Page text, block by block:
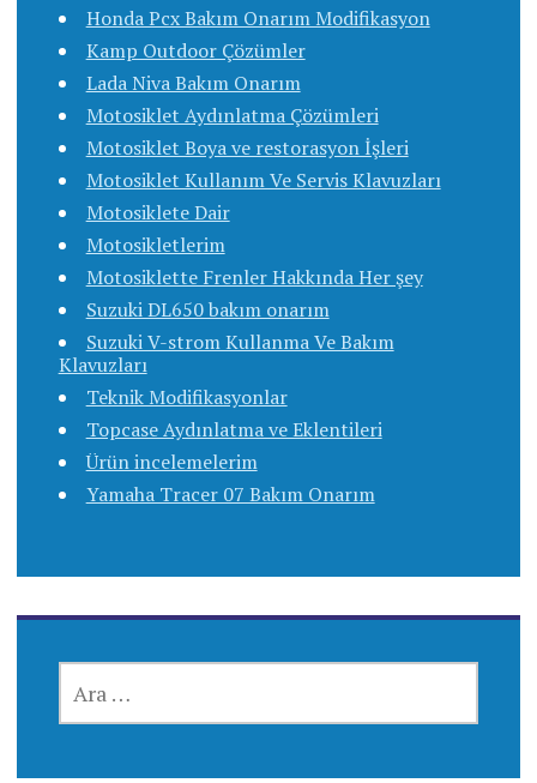
Honda Pcx Bakım Onarım Modifikasyon
Kamp Outdoor Çözümler
Lada Niva Bakım Onarım
Motosiklet Aydınlatma Çözümleri
Motosiklet Boya ve restorasyon İşleri
Motosiklet Kullanım Ve Servis Klavuzları
Motosiklete Dair
Motosikletlerim
Motosiklette Frenler Hakkında Her şey
Suzuki DL650 bakım onarım
Suzuki V-strom Kullanma Ve Bakım
Klavuzları
Teknik Modifikasyonlar
Topcase Aydınlatma ve Eklentileri
Ürün incelemelerim
Yamaha Tracer 07 Bakım Onarım